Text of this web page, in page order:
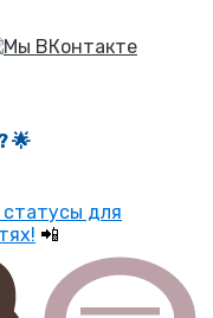
🌟
для
📲